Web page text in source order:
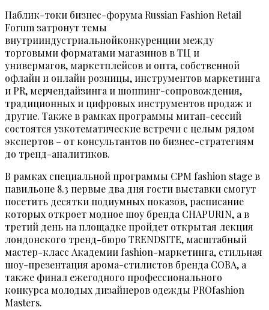
Паблик-токи бизнес-форума Russian Fashion Retail
Forum затронут темы
внутрииндустриальнойконкуренции между
торговыми форматами магазинов в ТЦ и
универмагов, маркетплейсов и опта, собственной
офлайн и онлайн розницы, инструментов маркетинга
и PR, мерчендайзинга и шоппинг-сопровождения,
традиционных и цифровых инструментов продаж и
другие. Также в рамках программы митап-сессий
состоятся узкотематические встречи с целым рядом
экспертов – от консультантов по бизнес-стратегиям
до тренд-аналитиков.
В рамках специальной программы CPM fashion stage в
павильоне 8.3 первые два дня гости выставки смогут
посетить десятки подиумных показов, расписание
которых откроет модное шоу бренда CHAPURIN, а в
третий день на площадке пройдет открытая лекция
лондонского тренд-бюро TRENDSITE, масштабный
мастер-класс Академии fashion-маркетинга, стильная
шоу-презентация арома-стилистов бренда COBA, а
также финал ежегодного профессионального
конкурса молодых дизайнеров одежды PROfashion
Masters.